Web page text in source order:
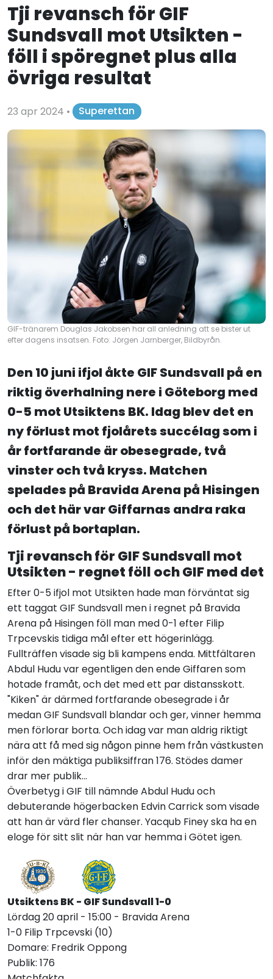
Tji revansch för GIF
Sundsvall mot Utsikten -
föll i spöregnet plus alla
övriga resultat
23 apr 2024 • Superettan
GIF-tränarem Douglas Jakobsen har all anledning att se bister ut
efter dagens insatsen. Foto: Jörgen Jarnberger, Bildbyrån.
Den 10 juni ifjol åkte GIF Sundsvall på en
riktig överhalning nere i Göteborg med
0-5 mot Utsiktens BK. Idag blev det en
ny förlust mot fjolårets succélag som i
år fortfarande är obesegrade, två
vinster och två kryss. Matchen
spelades på Bravida Arena på Hisingen
och det här var Giffarnas andra raka
förlust på bortaplan.
Tji revansch för GIF Sundsvall mot
Utsikten - regnet föll och GIF med det
Efter 0-5 ifjol mot Utsikten hade man förväntat sig
ett taggat GIF Sundsvall men i regnet på Bravida
Arena på Hisingen föll man med 0-1 efter Filip
Trpcevskis tidiga mål efter ett högerinlägg.
Fullträffen visade sig bli kampens enda. Mittfältaren
Abdul Hudu var egentligen den ende Giffaren som
hotade framåt, och det med ett par distansskott.
"Kiken" är därmed fortfarande obesegrade i år
medan GIF Sundsvall blandar och ger, vinner hemma
men förlorar borta. Och idag var man aldrig riktigt
nära att få med sig någon pinne hem från västkusten
inför den mäktiga publiksiffran 176. Stödes damer
drar mer publik...
Överbetyg i GIF till nämnde Abdul Hudu och
debuterande högerbacken Edvin Carrick som visade
att han är värd fler chanser. Yacqub Finey ska ha en
eloge för sitt slit när han var hemma i Götet igen.
Utsiktens BK - GIF Sundsvall 1-0
Lördag 20 april - 15:00 - Bravida Arena
1-0 Filip Trpcevski (10)
Domare: Fredrik Oppong
Publik: 176